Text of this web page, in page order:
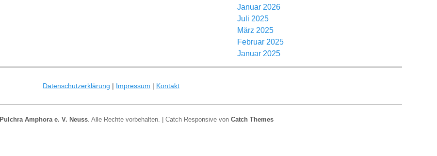
Januar 2026
Juli 2025
März 2025
Februar 2025
Januar 2025
Datenschutzerklärung | Impressum | Kontakt
Pulchra Amphora e. V. Neuss. Alle Rechte vorbehalten. | Catch Responsive von Catch Themes